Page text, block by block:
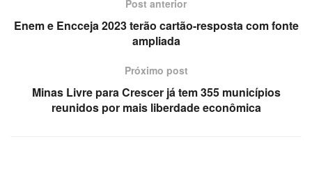
Post anterior
Enem e Encceja 2023 terão cartão-resposta com fonte
ampliada
Próximo post
Minas Livre para Crescer já tem 355 municípios
reunidos por mais liberdade econômica